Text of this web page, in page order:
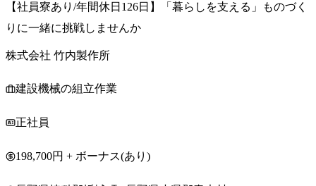
【社員寮あり/年間休日126日】「暮らしを支える」ものづく
りに一緒に挑戦しませんか
株式会社 竹内製作所
建設機械の組立作業
正社員
198,700円 + ボーナス(あり)